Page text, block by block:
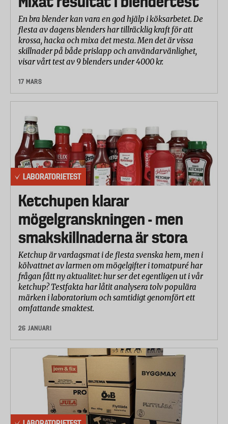
En bra blender kan vara en god hjälp i köksarbetet. De
flesta av dagens blenders har tillräcklig kraft för att
krossa, hacka och mixa det mesta. Men det är vissa
skillnader på både prislapp och användarvänlighet,
visar vårt test av 9 blenders under 4000 kr.
17 MARS
LABORATORIETEST
Ketchupen klarar
mögelgranskningen - men
smakskillnaderna är stora
Ketchup är vardagsmat i de flesta svenska hem, men i
kölvattnet av larmen om mögelgifter i tomatpuré har
frågan fått ny aktualitet: hur ser det egentligen ut i vår
ketchup? Testfakta har låtit analysera tolv populära
märken i laboratorium och samtidigt genomfört ett
omfattande smaktest.
26 JANUARI